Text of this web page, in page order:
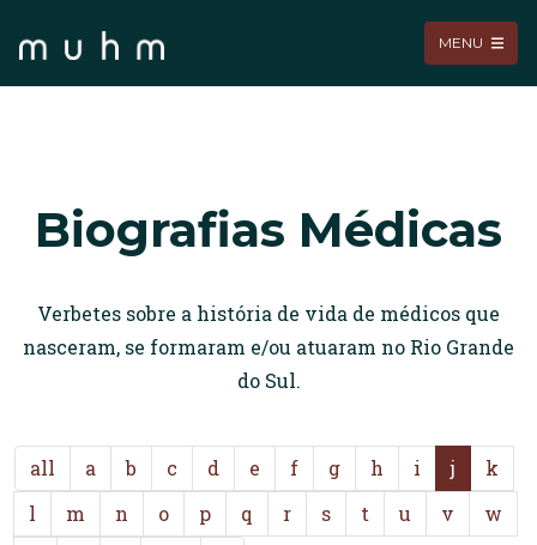
MENU
Biografias Médicas
Verbetes sobre a história de vida de médicos que
nasceram, se formaram e/ou atuaram no Rio Grande
do Sul.
all a b c d e f g h i j
k
l
m n o p q r s t u v
w